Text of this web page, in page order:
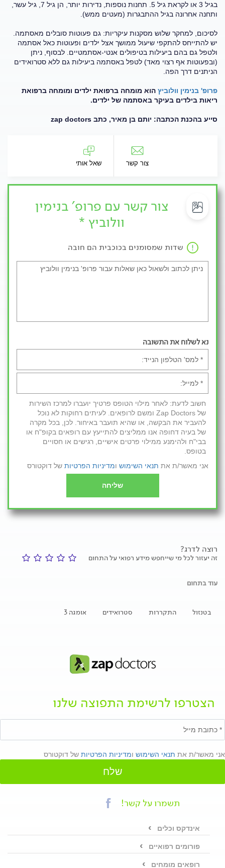
בגיל 3 או לקראת גיל 5. תחנות נוספות, נדירות יותר, הן גיל 7, גיל עשר,
ותחנה אחרונה בגיל ההתבגרות (מעטים ממש).
לסיכום, למחקר שלוש מסקנות עיקריות: גם פעוטות סובלים מאסתמה.
יש להתייחס להתקפי שיעול ממושך אצל ילדים ופעוטות כאל אסתמה
ולטפל גם בהם ביעילות בטיפולים אנטי-אסתמטיים. לבסוף, ניתן
(ובפעוטות אף רצוי מאד) לטפל באסתמה ביעילות גם ללא סטרואידים
הניתנים דרך הפה.
פרופ' בנימין וולוביץ הוא מומחה ברפואת ילדים ומומחה ברפואת
ריאות בילדים בעיקר באסתמה של ילדים.
סייע בהכנת הכתבה: יותם בן מאיר, כתב zap doctors
צור קשר שאל אותי
צור קשר עם פרופ' בנימין
וולוביץ *
שדות שמסומנים בכוכבית הם חובה
נא לשלוח את התשובה
חשוב לדעת: לאחר מילוי הטופס פרטיך יועברו למרכז השירות
של Zap Doctors ומשם לרופאים. לעיתים רחוקות לא נוכל
להעביר את הבקשה, או שהיא תועבר באיחור. לכן, בכל מקרה
של בעיה דחופה אנו ממליצים להתייעץ עם רופאים בקופ"ח או
בבי"ח ולהימנע ממילוי פרטים אישיים, רגישים או חסויים
בטופס.
אני מאשר/ת את תנאי השימוש ומדיניות הפרטיות של דוקטורס
שליחה
רוצה לדרג?
זה יעזור לכל מי שייחפש מידע רפואי על התחום
עוד בתחום
בטנזול התקררות סטרואידים אומגה 3
הצטרפו לרשימת התפוצה שלנו
אני מאשר/ת את תנאי השימוש ומדיניות הפרטיות של דוקטורס
שלח
תשמרו על קשר!
אינדקס וכלים
פורומים רפואיים
רופאים מומחים